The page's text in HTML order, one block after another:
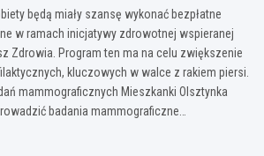
będą miały szansę wykonać bezpłatne
w ramach inicjatywy zdrowotnej wspieranej
Zdrowia. Program ten ma na celu zwiększenie
kluczowych w walce z rakiem piersi.
mammograficznych Mieszkanki Olsztynka
badania mammograficzne…